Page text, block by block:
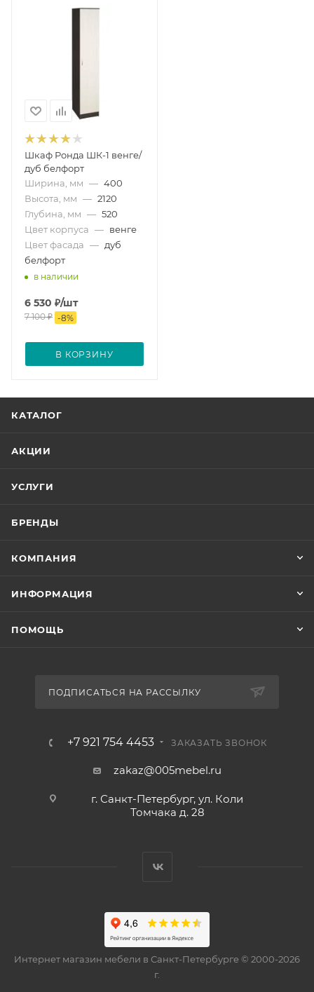
Шкаф Ронда ШК-1 венге/
дуб белфорт
Ширина, мм — 400
Высота, мм — 2120
Глубина, мм — 520
Цвет корпуса — венге
Цвет фасада — дуб
белфорт
в наличии
6 530 ₽/шт
7 100₽ -8%
В КОРЗИНУ
КАТАЛОГ
АКЦИИ
УСЛУГИ
БРЕНДЫ
КОМПАНИЯ
ИНФОРМАЦИЯ
ПОМОЩЬ
ПОДПИСАТЬСЯ НА РАССЫЛКУ
+7 921 754 4453 ЗАКАЗАТЬ ЗВОНОК
zakaz@005mebel.ru
г. Санкт-Петербург, ул. Коли
Томчака д. 28
Интернет магазин мебели в Санкт-Петербурге © 2000-2026
г.